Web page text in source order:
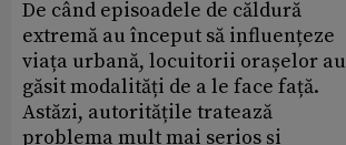
De când episoadele de căldură
extremă au început să influențeze
viața urbană, locuitorii orașelor au
găsit modalități de a le face față.
Astăzi, autoritățile tratează
problema mult mai serios și